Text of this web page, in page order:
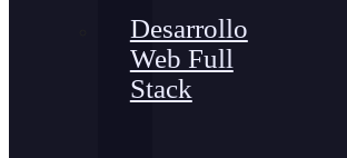
Desarrollo
Web Full
Stack